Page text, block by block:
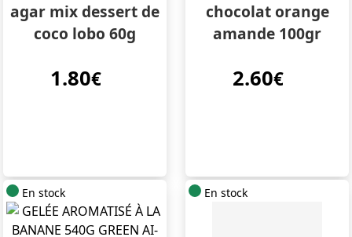
agar mix dessert de
coco lobo 60g
1.80€
chocolat orange
amande 100gr
2.60€
En stock En stock